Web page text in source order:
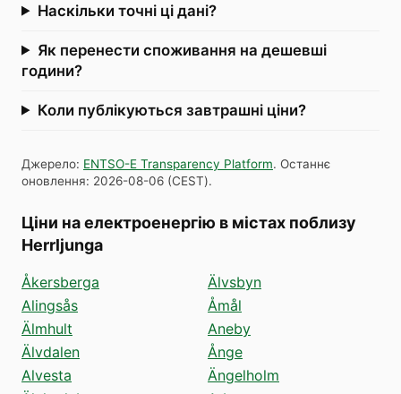
Наскільки точні ці дані?
Як перенести споживання на дешевші
години?
Коли публікуються завтрашні ціни?
Джерело: ENTSO-E Transparency Platform. Останнє
оновлення: 2026-08-06 (CEST).
Ціни на електроенергію в містах поблизу
Herrljunga
Åkersberga
Alingsås
Älmhult
Älvdalen
Alvesta
Älvsbyn
Åmål
Aneby
Ånge
Ängelholm